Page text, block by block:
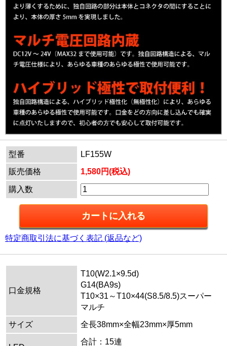
型番
LF155W
販売価格
1,580円(税込)
購入数
特定商取引法に基づく表記 (返品など)
口金規格
T10(W2.1×9.5d)
G14(BA9s)
T10×31～T10×44(S8.5/8.5)スーパー
マルチ
サイズ
全長38mm×全幅23mm×厚5mm
合計：15連